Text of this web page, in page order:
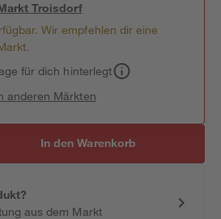
Troisdorf
Wir empfehlen dir eine
für dich hinterlegt
anderen Märkten
In den Warenkorb
aus dem Markt